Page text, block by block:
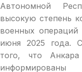
Автономной
высокую степень
военных
июня 2025 года.
того, что